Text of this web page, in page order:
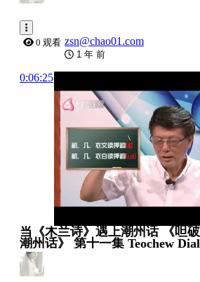
0 观看 zsn@chao01.com
1 年 前
0:06:25
当《木兰诗》遇上潮州话 《呾
潮州话》 第十一集 Teochew